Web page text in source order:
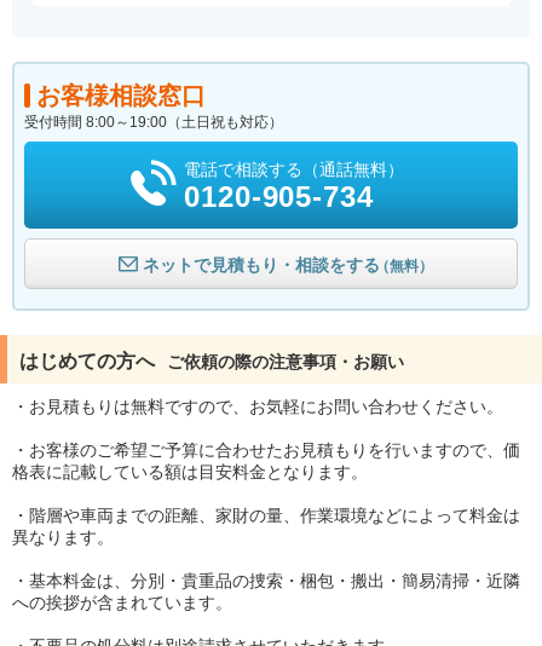
お客様相談窓口
受付時間 8:00～19:00（土日祝も対応）
電話で相談する（通話無料）
0120-905-734
ネットで見積もり・相談をする（無料）
はじめての方へ ご依頼の際の注意事項・お願い
・お見積もりは無料ですので、お気軽にお問い合わせください。
・お客様のご希望ご予算に合わせたお見積もりを行いますので、価
格表に記載している額は目安料金となります。
・階層や車両までの距離、家財の量、作業環境などによって料金は
異なります。
・基本料金は、分別・貴重品の捜索・梱包・搬出・簡易清掃・近隣
への挨拶が含まれています。